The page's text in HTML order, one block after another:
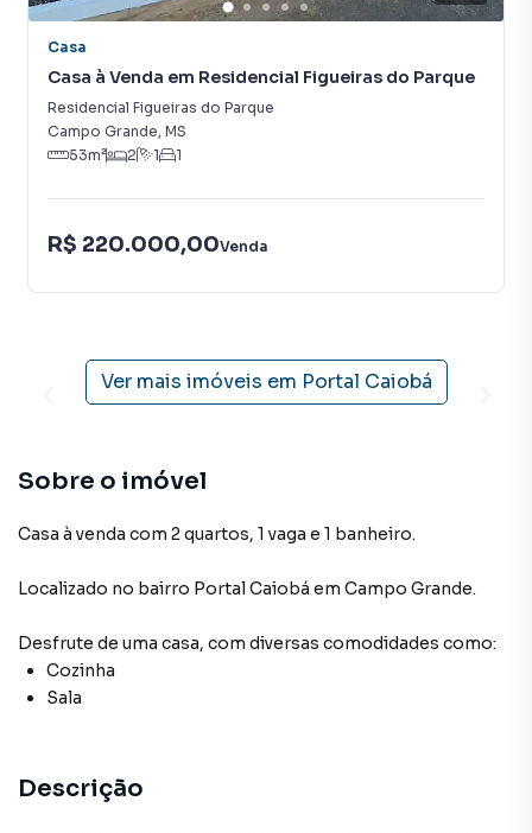
Casa
Casa à Venda em Residencial Figueiras do Parque
Residencial Figueiras do Parque
Campo Grande, MS
53m² 2 1 1
R$ 220.000,00Venda
Ver mais imóveis em Portal Caiobá
Sobre o imóvel
Casa à venda com 2 quartos, 1 vaga e 1 banheiro.
Localizado no bairro Portal Caiobá em Campo Grande.
Desfrute de uma casa, com diversas comodidades como:
Cozinha
Sala
Descrição